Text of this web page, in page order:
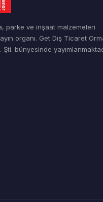
parke ve inşaat malzemeleri
organı. Get Dış Ticaret
bünyesinde